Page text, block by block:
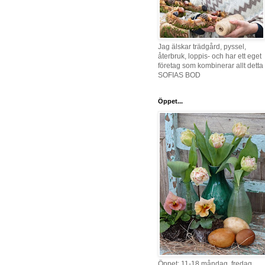
Jag älskar trädgård, pyssel,
återbruk, loppis- och har ett eget
företag som kombinerar allt detta
SOFIAS BOD
Öppet...